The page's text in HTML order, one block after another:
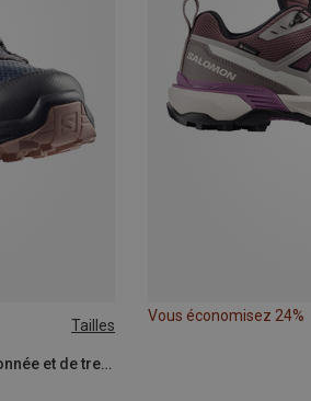
Tailles
Salomon | Chaussures de randonnée et de trekking
Vous économisez 24%